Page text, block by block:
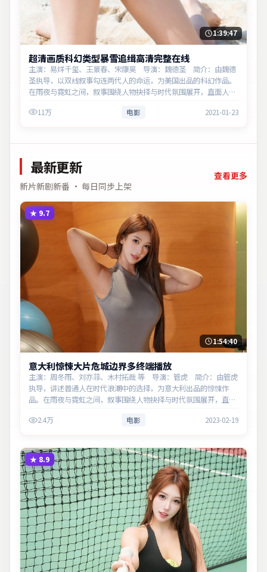
1:39:47
超清画质科幻类型暴雪追缉高清完整在线
主演：易烊千玺、王景春、宋康昊 导演：魏德圣 简介：由魏德
圣执导，以双线叙事勾连两代人的命运，为美国出品的科幻作品。
在雨夜与霓虹之间，叙事围绕人物抉择与时代氛围展开，直面人性
义。11万 电影 2021-01-23
最新更新
新片新剧新番 · 每日同步上架
查看更多
★ 9.7
1:54:40
意大利惊悚大片危城边界多终端播放
主演：周冬雨、刘亦菲、木村拓哉 等 导演：管虎 简介：由管虎
执导，讲述普通人在时代浪潮中的选择，为意大利出品的惊悚作
品。在雨夜与霓虹之间，叙事围绕人物抉择与时代氛围展开，直面
实意义。
2.4万 电影 2023-02-19
★ 8.9